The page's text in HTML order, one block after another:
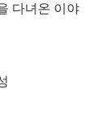
다녀온 이야